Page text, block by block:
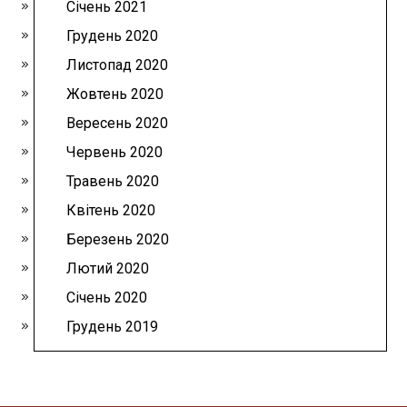
Січень 2021
Грудень 2020
Листопад 2020
Жовтень 2020
Вересень 2020
Червень 2020
Травень 2020
Квітень 2020
Березень 2020
Лютий 2020
Січень 2020
Грудень 2019